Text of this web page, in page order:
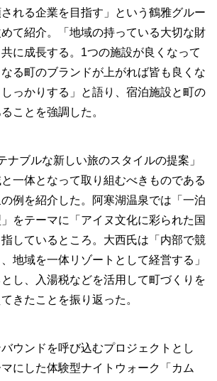
れる企業を目指す」という鶴雅グルー
て紹介。「地域の持っている大切な財
に成長する。1つの施設が良くなって
る町のブランドが上がれば皆も良くな
っかりする」と語り、宿泊施設と町の
ことを強調した。
ブルな新しい旅のスタイルの提案」
一体となって取り組むべきものである
例を紹介した。阿寒湖温泉では「一泊
をテーマに「アイヌ文化に彩られた国
しているところ。大西氏は「内部で競
地域を一体リゾートとして経営する」
し、入湯税などを活用して町づくりを
きたことを振り返った。
ウンドを呼び込むプロジェクトとし
にした体験型ナイトウォーク「カム